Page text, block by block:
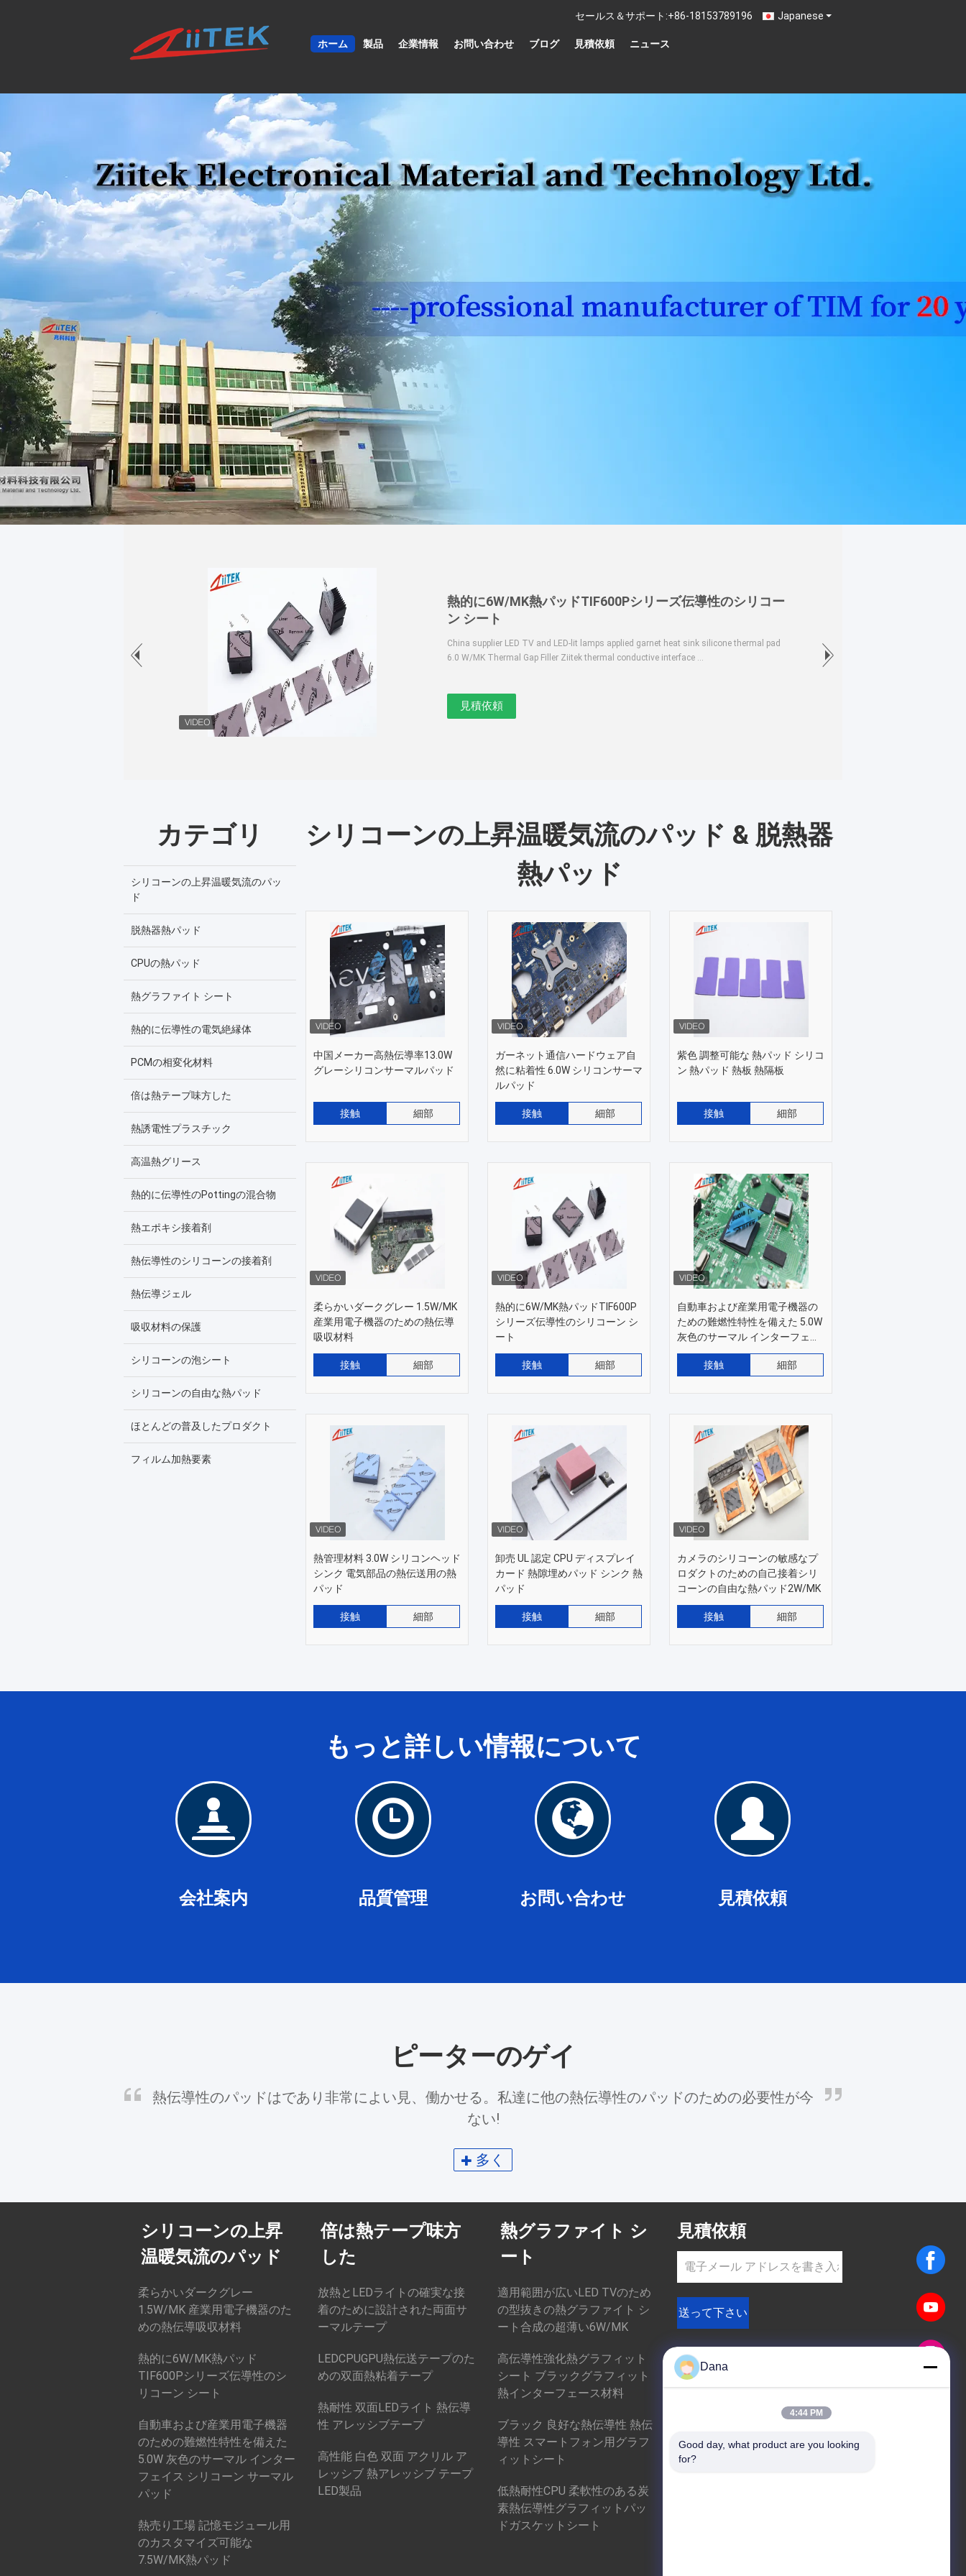
Japanese
セールス＆サポート:+86-18153789196
ホーム 製品 企業情報 お問い合わせ ブログ 見積依頼 ニュース
熱的に6W/MK熱パッドTIF600Pシリーズ伝導性のシリコー
ン シート
China supplier LED TV and LED-lit lamps applied garnet heat sink silicone thermal pad
6.0 W/MK Thermal Gap Filler Ziitek thermal conductive interface ...
カテゴリ
シリコーンの上昇温暖気流のパッ
ド
脱熱器熱パッド
CPUの熱パッド
熱グラファイト シート
熱的に伝導性の電気絶縁体
PCMの相変化材料
倍は熱テープ味方した
熱誘電性プラスチック
高温熱グリース
熱的に伝導性のPottingの混合物
熱エポキシ接着剤
熱伝導性のシリコーンの接着剤
熱伝導ジェル
吸収材料の保護
シリコーンの泡シート
シリコーンの自由な熱パッド
ほとんどの普及したプロダクト
フィルム加熱要素
シリコーンの上昇温暖気流のパッド & 脱熱器
熱パッド
中国メーカー高熱伝導率13.0W
グレーシリコンサーマルパッド
接触 細部
ガーネット通信ハードウェア自
然に粘着性 6.0W シリコンサーマ
ルパッド
接触 細部
紫色 調整可能な 熱パッド シリコ
ン 熱パッド 熱板 熱隔板
接触 細部
柔らかいダークグレー 1.5W/MK
産業用電子機器のための熱伝導
吸収材料
接触 細部
熱的に6W/MK熱パッドTIF600P
シリーズ伝導性のシリコーン シ
ート
接触 細部
自動車および産業用電子機器の
ための難燃性特性を備えた 5.0W
灰色のサーマル インターフェイ
ス シリコーン サーマル パッド
接触
細部
熱管理材料 3.0W シリコンヘッド
シンク 電気部品の熱伝送用の熱
パッド
接触 細部
卸売 UL 認定 CPU ディスプレイ
カード 熱隙埋めパッド シンク 熱
パッド
接触 細部
カメラのシリコーンの敏感なプ
ロダクトのための自己接着シリ
コーンの自由な熱パッド2W/MK
接触 細部
もっと詳しい情報について
会社案内 品質管理 い
合
わ
せお問い合わせ 見積依頼
ピーターのゲイ
熱伝導性のパッドはであり非常によい見、働かせる。私達に他の熱伝導性のパッドのための必要性が今
ない!
多く
シリコーンの上昇
温暖気流のパッド
柔らかいダークグレー
1.5W/MK 産業用電子機器のた
めの熱伝導吸収材料
熱的に6W/MK熱パッド
TIF600Pシリーズ伝導性のシ
リコーン シート
自動車および産業用電子機器
のための難燃性特性を備えた
5.0W 灰色のサーマル インター
フェイス シリコーン サーマル
パッド
熱売り工場 記憶モジュール用
のカスタマイズ可能な
7.5W/MK熱パッド
倍は熱テープ味方
した
放熱とLEDライトの確実な接
着のために設計された両面サ
ーマルテープ
LEDCPUGPU熱伝送テープのた
めの双面熱粘着テープ
熱耐性 双面LEDライト 熱伝導
性 アレッシブテープ
高性能 白色 双面 アクリル ア
レッシブ 熱アレッシブ テープ
LED製品
熱グラファイト シ
ート
適用範囲が広いLED TVのため
の型抜きの熱グラファイト シ
ート合成の超薄い6W/MK
高伝導性強化熱グラフィット
シート ブラックグラフィット
熱インターフェース材料
ブラック 良好な熱伝導性 熱伝
導性 スマートフォン用グラフ
ィットシート
低熱耐性CPU 柔軟性のある炭
素熱伝導性グラフィットパッ
ドガスケットシート
見積依頼
送って下さい
sgs
サイトマップ
携帯サイト
Dana
4:44 PM
Good day, what product are you looking
for?